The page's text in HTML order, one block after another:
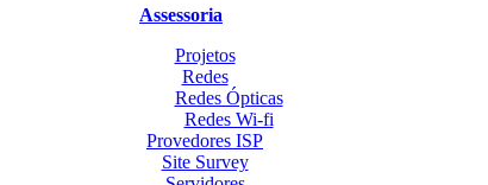
Assessoria
Projetos
Redes
Redes Ópticas
Redes Wi-fi
Provedores ISP
Site Survey